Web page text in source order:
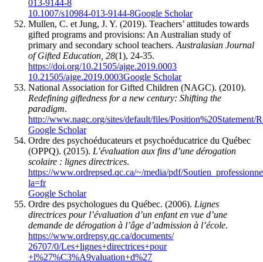
013-9144-8
10.1007/s10984-013-9144-8Google Scholar
Mullen, C. et Jung, J. Y. (2019). Teachers’ attitudes towards
gifted programs and provisions: An Australian study of
primary and secondary school teachers.Australasian Journal
of Gifted Education, 28(1), 24-35.
https://doi.org/10.21505/ajge.2019.0003
10.21505/ajge.2019.0003Google Scholar
National Association for Gifted Children (NAGC). (2010).
Redefining giftedness for a new century: Shifting the
paradigm.
http://www.nagc.org/sites/default/files/
Google Scholar
Ordre des psychoéducateurs et psychoéducatrice du Québec
(OPPQ). (2015). L’évaluation aux fins d’une dérogation
scolaire : lignes directrices.
https://www.ordrepsed.qc.ca/~/media/pdf/
la=fr
Google Scholar
Ordre des psychologues du Québec. (2006). Lignes
directrices pour l’évaluation d’un enfant en vue d’une
demande de dérogation à l’âge d’admission à l’école.
https://www.ordrepsy.qc.ca/documents/
26707/0/Les+lignes+directrices+pour
+l%27%C3%A9valuation+d%27